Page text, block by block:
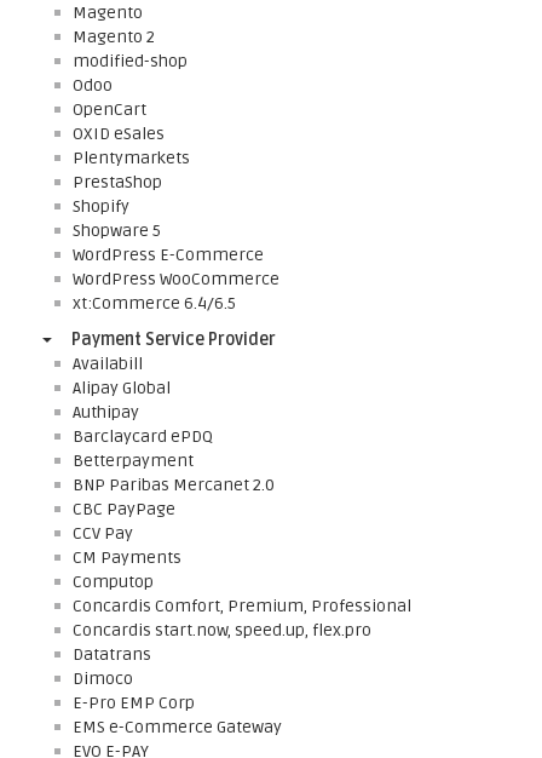
Magento
Magento 2
modified-shop
Odoo
OpenCart
OXID eSales
Plentymarkets
PrestaShop
Shopify
Shopware 5
WordPress E-Commerce
WordPress WooCommerce
xt:Commerce 6.4/6.5
Payment Service Provider
Availabill
Alipay Global
Authipay
Barclaycard ePDQ
Betterpayment
BNP Paribas Mercanet 2.0
CBC PayPage
CCV Pay
CM Payments
Computop
Concardis Comfort, Premium, Professional
Concardis start.now, speed.up, flex.pro
Datatrans
Dimoco
E-Pro EMP Corp
EMS e-Commerce Gateway
EVO E-PAY